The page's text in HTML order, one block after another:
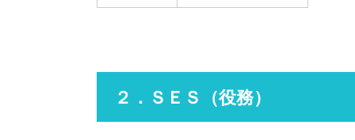
２．ＳＥＳ（役務）